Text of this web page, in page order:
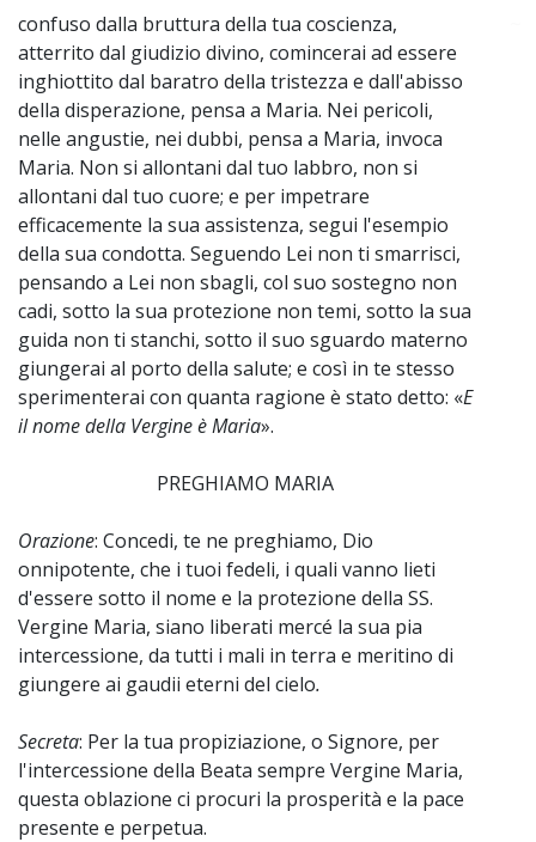
confuso dalla bruttura della tua coscienza,
atterrito dal giudizio divino, comincerai ad essere
inghiottito dal baratro della tristezza e dall'abisso
della disperazione, pensa a Maria. Nei pericoli,
nelle angustie, nei dubbi, pensa a Maria, invoca
Maria. Non si allontani dal tuo labbro, non si
allontani dal tuo cuore; e per impetrare
efficacemente la sua assistenza, segui l'esempio
della sua condotta. Seguendo Lei non ti smarrisci,
pensando a Lei non sbagli, col suo sostegno non
cadi, sotto la sua protezione non temi, sotto la sua
guida non ti stanchi, sotto il suo sguardo materno
giungerai al porto della salute; e così in te stesso
sperimenterai con quanta ragione è stato detto: «E
il nome della Vergine è Maria».
PREGHIAMO MARIA
Orazione: Concedi, te ne preghiamo, Dio
onnipotente, che i tuoi fedeli, i quali vanno lieti
d'essere sotto il nome e la protezione della SS.
Vergine Maria, siano liberati mercé la sua pia
intercessione, da tutti i mali in terra e meritino di
giungere ai gaudii eterni del cielo.
Secreta: Per la tua propiziazione, o Signore, per
l'intercessione della Beata sempre Vergine Maria,
questa oblazione ci procuri la prosperità e la pace
presente e perpetua.